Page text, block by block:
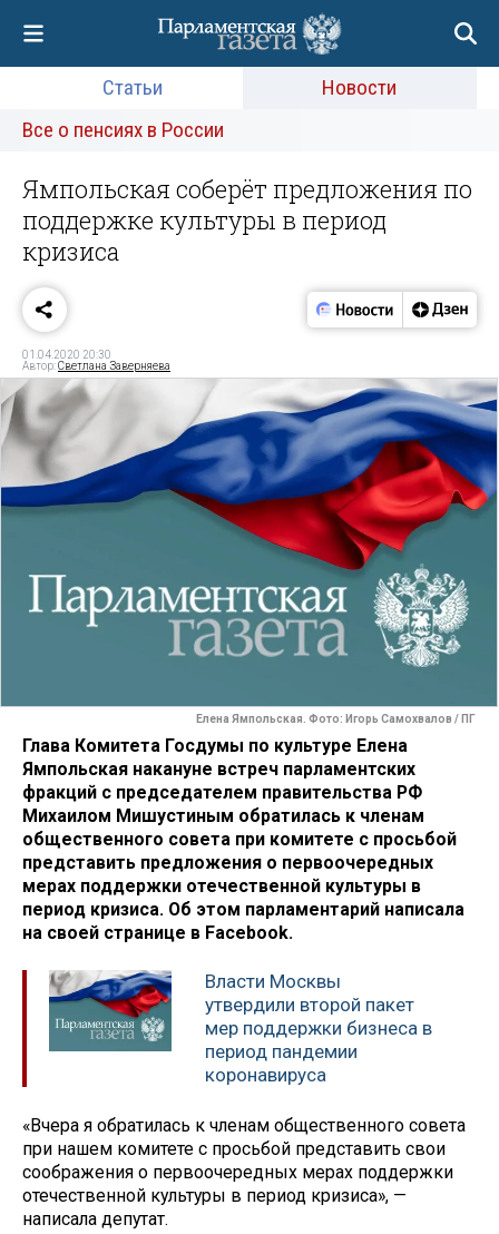
Статьи
Новости
Все о пенсиях в России
Ямпольская соберёт предложения по
поддержке культуры в период
кризиса
01.04.2020 20:30
Автор:Светлана Заверняева
Елена Ямпольская. Фото: Игорь Самохвалов / ПГ
Глава Комитета Госдумы по культуре Елена
Ямпольская накануне встреч парламентских
фракций с председателем правительства РФ
Михаилом Мишустиным обратилась к членам
общественного совета при комитете с просьбой
представить предложения о первоочередных
мерах поддержки отечественной культуры в
период кризиса. Об этом парламентарий написала
на своей странице в Facebook.
Власти Москвы
утвердили второй пакет
мер поддержки бизнеса в
период пандемии
коронавируса
«Вчера я обратилась к членам общественного совета
при нашем комитете с просьбой представить свои
соображения о первоочередных мерах поддержки
отечественной культуры в период кризиса», —
написала депутат.